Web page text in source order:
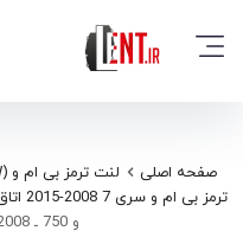
صفحه اصلی لنت ترمز بی ام و (BMW)
ترمز بی ام و سری 7 2008-2015 اتاق (F01,F02,F03,F04)
و 750 ـ 2008-2015 آیسر (ICER)